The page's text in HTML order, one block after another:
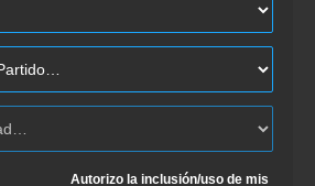
Autorizo la inclusión/uso de mis